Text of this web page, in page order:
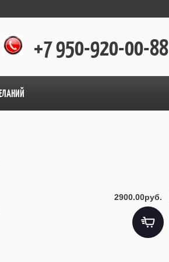
+7 950-920-00-88
2900.00руб.